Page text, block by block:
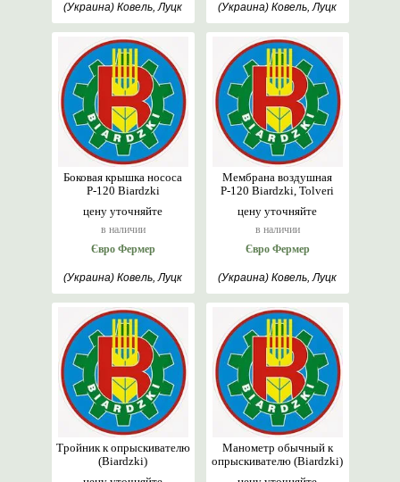
(Украина) Ковель, Луцк (Украина) Ковель, Луцк
цену уточняйте
в наличии
Боковая крышка нососа
Р-120 Biardzki
Євро Фермер
(Украина) Ковель, Луцк
цену уточняйте
в наличии
Мембрана воздушная
Р-120 Biardzki, Tolveri
Євро Фермер
(Украина) Ковель, Луцк
Тройник к опрыскивателю
(Biardzki)
Манометр обычный к
опрыскивателю (Biardzki)